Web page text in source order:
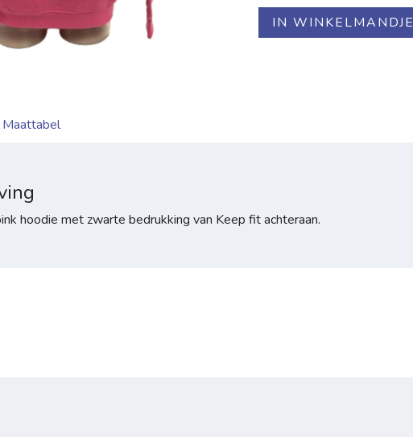
IN WINKELMANDJE
Maattabel
hoodie met zwarte bedrukking van Keep fit achteraan.